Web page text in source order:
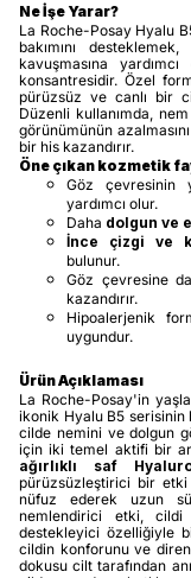
Ne İşe Yarar?
La Roche-Posay Hyalu
bakımını
kavuşmasına
konsantresidir. Özel
pürüzsüz ve canlı bir
Düzenli kullanımda,
görünümünün
bir his kazandırır.
Öne çıkan kozmetik
Göz çevresinin
yardımcı olur.
Daha dolgun ve
İnce çizgi ve
bulunur.
Göz çevresine
kazandırır.
Hipoalerjenik
uygundur.
Ürün Açıklaması
La Roche-Posay'in
ikonik Hyalu B5 serisinin
cilde nemini ve dolgun
için iki temel aktifi bir
ağırlıklı saf
pürüzsüzleştirici bir
nüfuz ederek uzun
nemlendirici etki, cildi
destekleyici özelliğiyle
cildin konforunu ve
dokusu cilt tarafından